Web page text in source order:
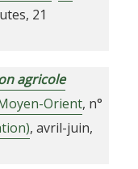
21
agricole
Orient, n°
, avril-juin,